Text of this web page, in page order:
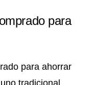
para
para ahorrar